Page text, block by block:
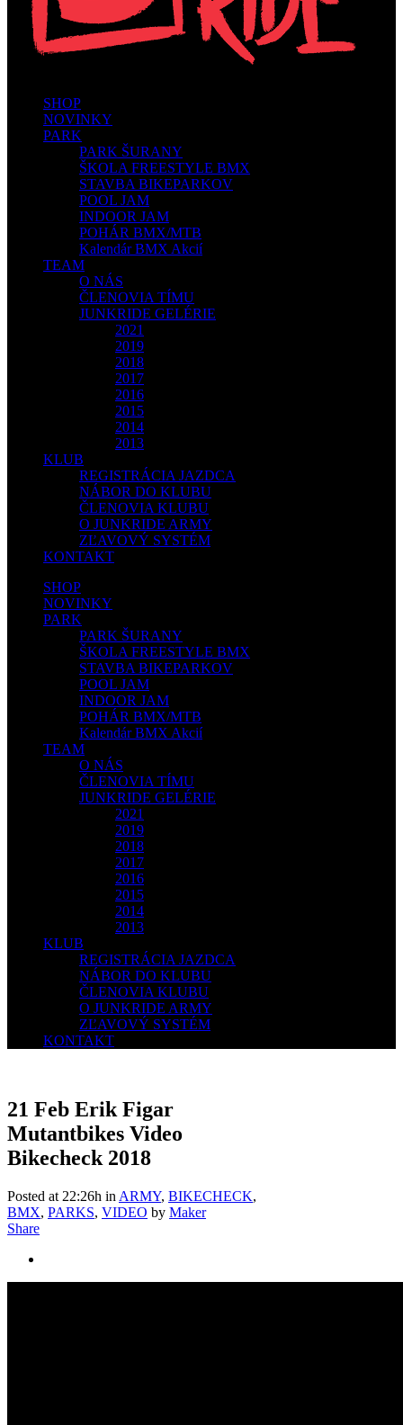
SHOP
NOVINKY
PARK
PARK ŠURANY
ŠKOLA FREESTYLE BMX
STAVBA BIKEPARKOV
POOL JAM
INDOOR JAM
POHÁR BMX/MTB
Kalendár BMX Akcií
TEAM
O NÁS
ČLENOVIA TÍMU
JUNKRIDE GELÉRIE
2021
2019
2018
2017
2016
2015
2014
2013
KLUB
REGISTRÁCIA JAZDCA
NÁBOR DO KLUBU
ČLENOVIA KLUBU
O JUNKRIDE ARMY
ZĽAVOVÝ SYSTÉM
KONTAKT
SHOP
NOVINKY
PARK
PARK ŠURANY
ŠKOLA FREESTYLE BMX
STAVBA BIKEPARKOV
POOL JAM
INDOOR JAM
POHÁR BMX/MTB
Kalendár BMX Akcií
TEAM
O NÁS
ČLENOVIA TÍMU
JUNKRIDE GELÉRIE
2021
2019
2018
2017
2016
2015
2014
2013
KLUB
REGISTRÁCIA JAZDCA
NÁBOR DO KLUBU
ČLENOVIA KLUBU
O JUNKRIDE ARMY
ZĽAVOVÝ SYSTÉM
KONTAKT
21 Feb Erik Figar
Mutantbikes Video
Bikecheck 2018
Posted at 22:26h in ARMY, BIKECHECK,
BMX, PARKS, VIDEO by Maker
Share